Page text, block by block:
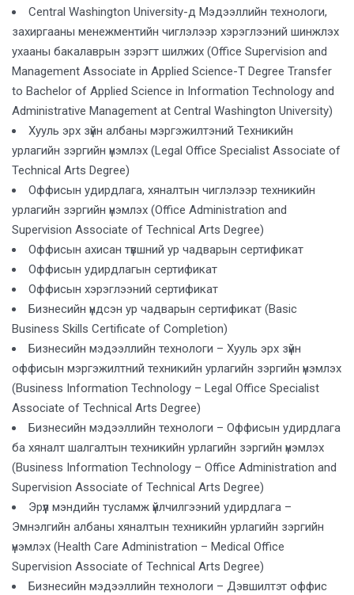
Central Washington University-д Мэдээллийн технологи,
захиргааны менежментийн чиглэлээр хэрэглээний шинжлэх
ухааны бакалаврын зэрэгт шилжих (Office Supervision and
Management Associate in Applied Science-T Degree Transfer
to Bachelor of Applied Science in Information Technology and
Administrative Management at Central Washington University)
Хууль эрх зүйн албаны мэргэжилтэний Техникийн
урлагийн зэргийн үнэмлэх (Legal Office Specialist Associate of
Technical Arts Degree)
Оффисын удирдлага, хяналтын чиглэлээр техникийн
урлагийн зэргийн үнэмлэх (Office Administration and
Supervision Associate of Technical Arts Degree)
Оффисын ахисан түвшний ур чадварын сертификат
Оффисын удирдлагын сертификат
Оффисын хэрэглээний сертификат
Бизнесийн үндсэн ур чадварын сертификат (Basic
Business Skills Certificate of Completion)
Бизнесийн мэдээллийн технологи – Хууль эрх зүйн
оффисын мэргэжилтний техникийн урлагийн зэргийн үнэмлэх
(Business Information Technology – Legal Office Specialist
Associate of Technical Arts Degree)
Бизнесийн мэдээллийн технологи – Оффисын удирдлага
ба хяналт шалгалтын техникийн урлагийн зэргийн үнэмлэх
(Business Information Technology – Office Administration and
Supervision Associate of Technical Arts Degree)
Эрүүл мэндийн тусламж үйлчилгээний удирдлага –
Эмнэлгийн албаны хяналтын техникийн урлагийн зэргийн
үнэмлэх (Health Care Administration – Medical Office
Supervision Associate of Technical Arts Degree)
Бизнесийн мэдээллийн технологи – Дэвшилтэт оффис